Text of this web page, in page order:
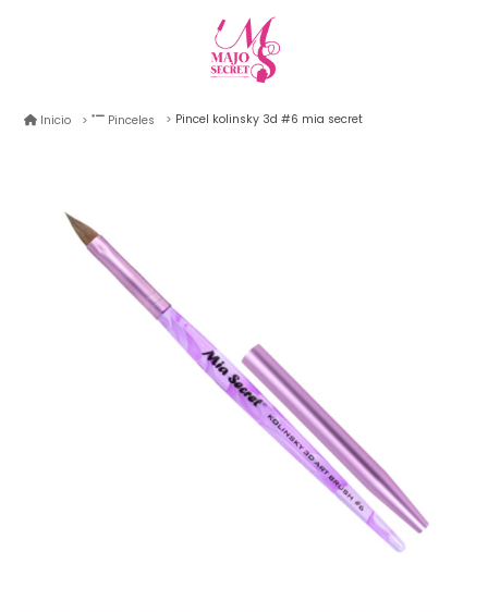
Inicio Pinceles Pincel kolinsky 3d #6 mia secret